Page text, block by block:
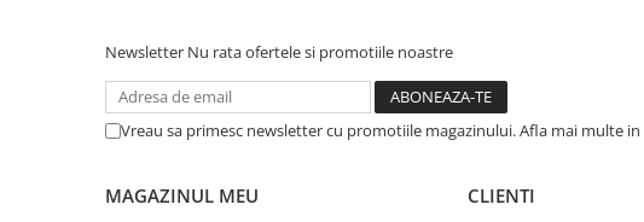
Afectiuni oftalmologice
Afectiuni cardio-vasculare
Afectiuni urogenitale
Sanatatea mintii
Suplimente pentru imunitate
Newsletter Nu rata ofertele si promotiile noastre
Vreau sa primesc newsletter cu promotiile magazinului. Afla mai multe in
MAGAZINUL MEU CLIENTI